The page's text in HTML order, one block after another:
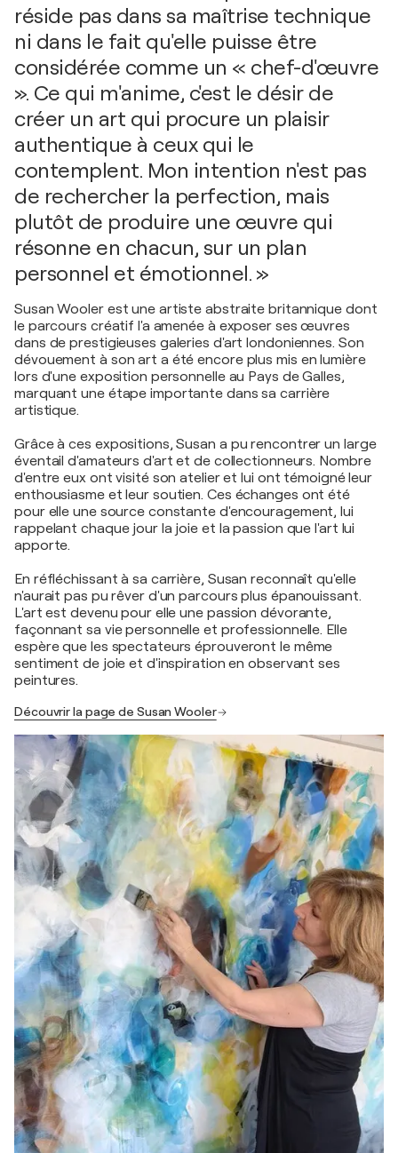
réside pas dans sa maîtrise technique
ni dans le fait qu'elle puisse être
considérée comme un « chef-d'œuvre
». Ce qui m'anime, c'est le désir de
créer un art qui procure un plaisir
authentique à ceux qui le
contemplent. Mon intention n'est pas
de rechercher la perfection, mais
plutôt de produire une œuvre qui
résonne en chacun, sur un plan
personnel et émotionnel. »
Susan Wooler est une artiste abstraite britannique dont
le parcours créatif l'a amenée à exposer ses œuvres
dans de prestigieuses galeries d'art londoniennes. Son
dévouement à son art a été encore plus mis en lumière
lors d'une exposition personnelle au Pays de Galles,
marquant une étape importante dans sa carrière
artistique.
Grâce à ces expositions, Susan a pu rencontrer un large
éventail d'amateurs d'art et de collectionneurs. Nombre
d'entre eux ont visité son atelier et lui ont témoigné leur
enthousiasme et leur soutien. Ces échanges ont été
pour elle une source constante d'encouragement, lui
rappelant chaque jour la joie et la passion que l'art lui
apporte.
En réfléchissant à sa carrière, Susan reconnaît qu'elle
n'aurait pas pu rêver d'un parcours plus épanouissant.
L'art est devenu pour elle une passion dévorante,
façonnant sa vie personnelle et professionnelle. Elle
espère que les spectateurs éprouveront le même
sentiment de joie et d'inspiration en observant ses
peintures.
Découvrir la page de Susan Wooler